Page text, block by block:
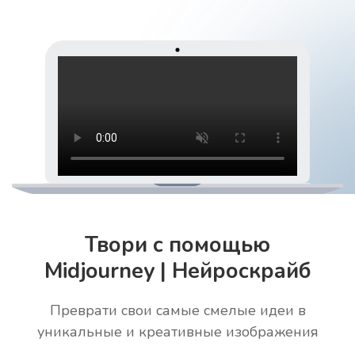
Твори с помощью
Midjourney | Нейроскрайб
Преврати свои самые смелые идеи в
уникальные и креативные изображения